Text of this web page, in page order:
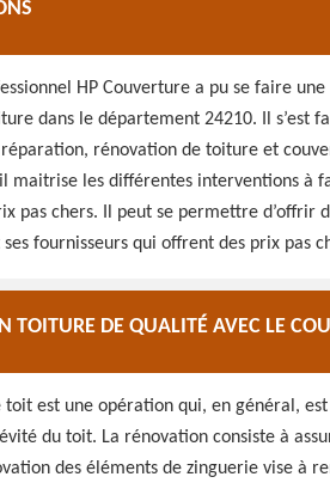
HP Couverture a pu se faire
dans le département 24210. Il s’est
rénovation de toiture et
maitrise les différentes interventions à
pas chers. Il peut se permettre
fournisseurs qui offrent des prix pas
TOITURE DE QUALITÉ AVEC LE
toit est une opération qui, en général,
du toit. La rénovation consiste à
des éléments de zinguerie vise à